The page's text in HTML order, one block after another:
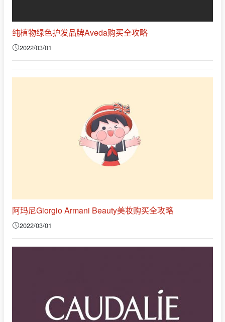
纯植物绿色护发品牌Aveda购买全攻略
2022/03/01
阿玛尼Giorgio Armani Beauty美妆购买全攻略
2022/03/01